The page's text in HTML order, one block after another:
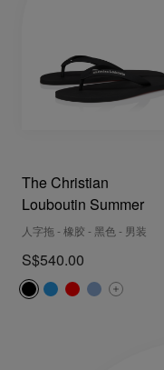
The Christian
Louboutin Summer
人字拖 - 橡胶 - 黑色 - 男装
S$540.00